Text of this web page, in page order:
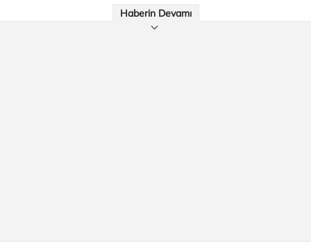
Haberin Devamı